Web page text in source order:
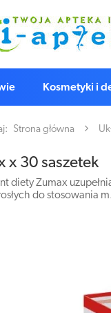
Kosmetyki i
Strona główna
x 30 saszetek
diety Zumax
do stosowania